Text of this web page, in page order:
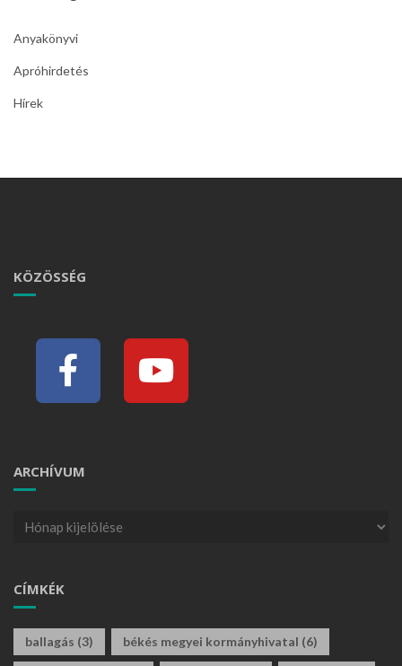
Anyakönyvi
Apróhirdetés
Hírek
KÖZÖSSÉG
ARCHÍVUM
CÍMKÉK
ballagás (3) békés megyei kormányhivatal (6)